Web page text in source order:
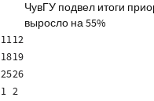
ЧувГУ подвел итоги
выросло на 55%
1112
1819
2526
1 2